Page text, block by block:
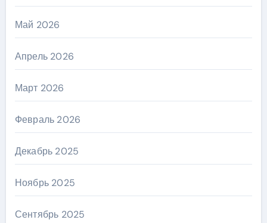
Май 2026
Апрель 2026
Март 2026
Февраль 2026
Декабрь 2025
Ноябрь 2025
Сентябрь 2025